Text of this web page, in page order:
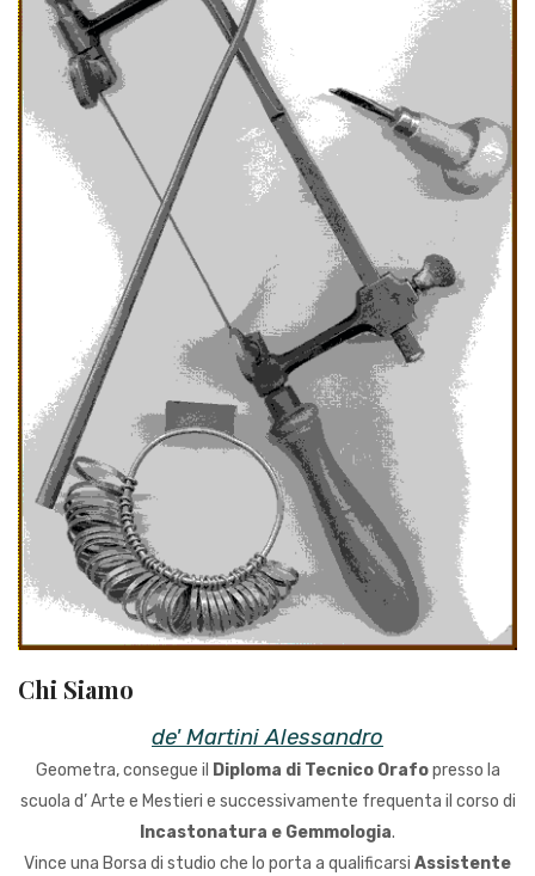
Chi Siamo
de' Martini Alessandro
Geometra, consegue il Diploma di Tecnico Orafopresso la
scuola d’ Arte e Mestieri e successivamente frequenta il corso di
Incastonatura e Gemmologia.
Vince una Borsa di studio che lo porta a qualificarsi Assistente